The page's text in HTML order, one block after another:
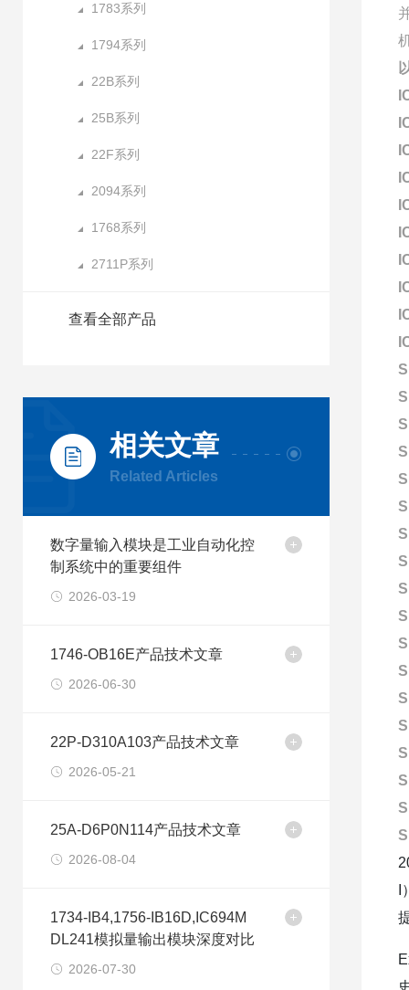
1783系列
1794系列
22B系列
25B系列
22F系列
2094系列
1768系列
2711P系列
查看全部产品
相关文章
Related Articles
数字量输入模块是工业自动化控
制系统中的重要组件
2026-03-19
1746-OB16E产品技术文章
2026-06-30
22P-D310A103产品技术文章
2026-05-21
25A-D6P0N114产品技术文章
2026-08-04
1734-IB4,1756-IB16D,IC694M
DL241模拟量输出模块深度对比
2026-07-30